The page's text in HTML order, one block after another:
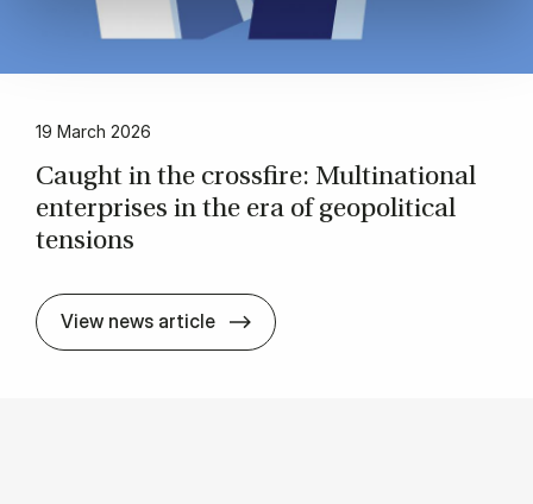
19 March 2026
Caught in the cross­fire: Mul­tina­tion­al
en­ter­prises in the era of geo­pol­it­ic­al
ten­sions
View news article Caught in the cross­fire: